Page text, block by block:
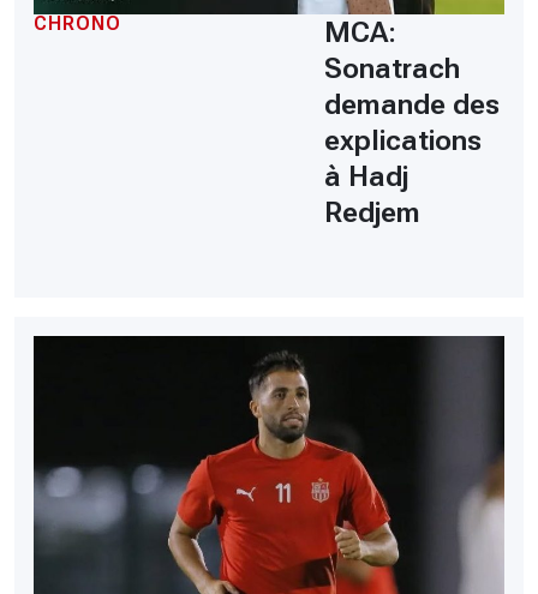
CHRONO
MCA:
Sonatrach
demande des
explications
à Hadj
Redjem